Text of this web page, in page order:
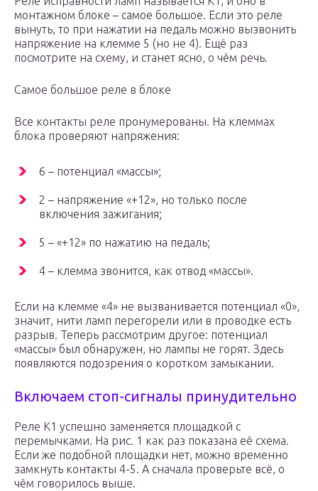
монтажном блоке – самое большое. Если это реле
вынуть, то при нажатии на педаль можно вызвонить
напряжение на клемме 5 (но не 4). Ещё раз
посмотрите на схему, и станет ясно, о чём речь.
Самое большое реле в блоке
Все контакты реле пронумерованы. На клеммах
блока проверяют напряжения:
6 – потенциал «массы»;
2 – напряжение «+12», но только после
включения зажигания;
5 – «+12» по нажатию на педаль;
4 – клемма звонится, как отвод «массы».
Если на клемме «4» не вызванивается потенциал «0»,
значит, нити ламп перегорели или в проводке есть
разрыв. Теперь рассмотрим другое: потенциал
«массы» был обнаружен, но лампы не горят. Здесь
появляются подозрения о коротком замыкании.
Включаем стоп-сигналы принудительно
Реле K1 успешно заменяется площадкой с
перемычками. На рис. 1 как раз показана её схема.
Если же подобной площадки нет, можно временно
замкнуть контакты 4-5. А сначала проверьте всё, о
чём говорилось выше.